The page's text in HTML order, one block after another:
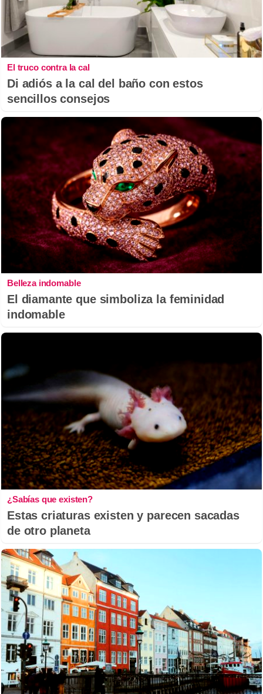
El truco contra la cal
Di adiós a la cal del baño con estos
sencillos consejos
Belleza indomable
El diamante que simboliza la feminidad
indomable
¿Sabías que existen?
Estas criaturas existen y parecen sacadas
de otro planeta